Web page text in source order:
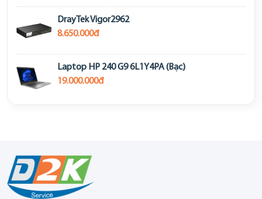
DrayTek Vigor2962
8.650.000đ
Laptop HP 240 G9 6L1Y4PA (Bạc)
19.000.000đ